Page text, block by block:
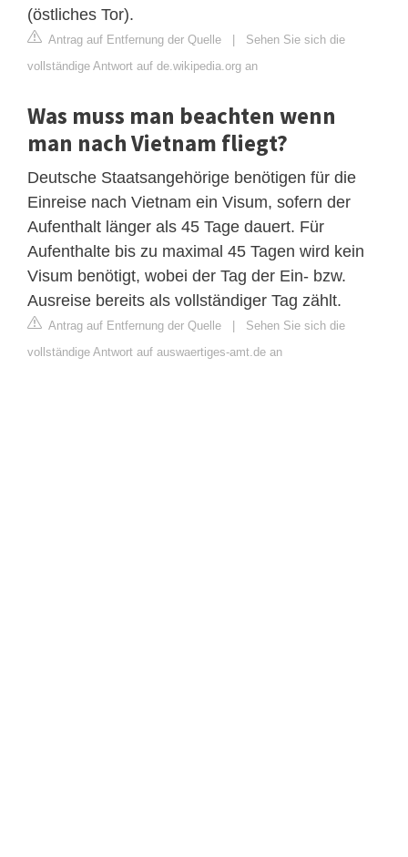
(östliches Tor).
Antrag auf Entfernung der Quelle | Sehen Sie sich die
vollständige Antwort auf de.wikipedia.org an
Was muss man beachten wenn
man nach Vietnam fliegt?
Deutsche Staatsangehörige benötigen für die
Einreise nach Vietnam ein Visum, sofern der
Aufenthalt länger als 45 Tage dauert. Für
Aufenthalte bis zu maximal 45 Tagen wird kein
Visum benötigt, wobei der Tag der Ein- bzw.
Ausreise bereits als vollständiger Tag zählt.
Antrag auf Entfernung der Quelle | Sehen Sie sich die
vollständige Antwort auf auswaertiges-amt.de an